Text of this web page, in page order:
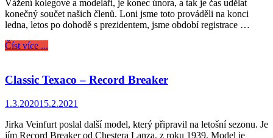
Vážení kolegové a modeláři, je konec února, a tak je čas udělat
konečný součet našich členů. Loni jsme toto prováděli na konci
ledna, letos po dohodě s prezidentem, jsme období registrace …
Číst více ...
Classic Texaco – Record Breaker
1.3.202015.2.2021
Jirka Veinfurt poslal další model, který připravil na letošní sezonu. Je
jím Record Breaker od Chestera Lanza, z roku 1939. Model je